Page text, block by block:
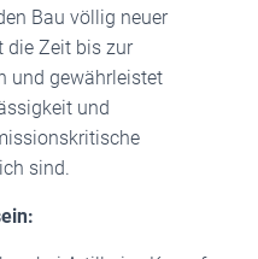
Bau völlig neuer
die Zeit bis zur
und gewährleistet
und
sind.